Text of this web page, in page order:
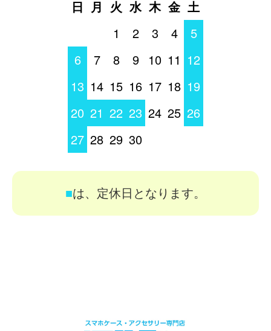
日 月 火 水 木 金 土
1
2 3 4
5
6
7 8 9 10 11 12
13 14 15 16 17 18 19
20 21 22 23 24 25 26
27 28 29 30
■は、定休日となります。